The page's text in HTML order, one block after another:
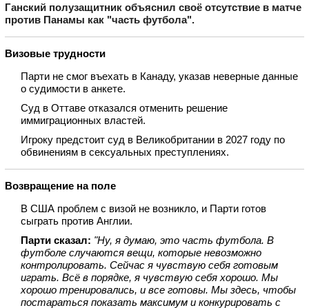
Ганский полузащитник объяснил своё отсутствие в матче
против Панамы как "часть футбола".
Визовые трудности
Парти не смог въехать в Канаду, указав неверные данные
о судимости в анкете.
Суд в Оттаве отказался отменить решение
иммиграционных властей.
Игроку предстоит суд в Великобритании в 2027 году по
обвинениям в сексуальных преступлениях.
Возвращение на поле
В США проблем с визой не возникло, и Парти готов
сыграть против Англии.
Парти сказал: "Ну, я думаю, это часть футбола. В
футболе случаются вещи, которые невозможно
контролировать. Сейчас я чувствую себя готовым
играть. Всё в порядке, я чувствую себя хорошо. Мы
хорошо тренировались, и все готовы. Мы здесь, чтобы
постараться показать максимум и конкурировать с